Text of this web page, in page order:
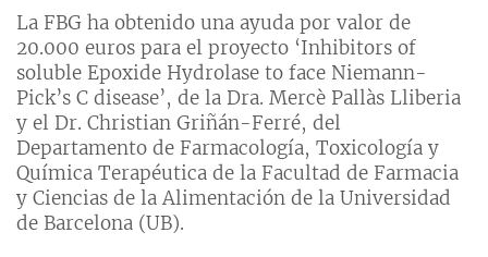
La FBG ha obtenido una ayuda por valor de
20.000 euros para el proyecto ‘Inhibitors of
soluble Epoxide Hydrolase to face Niemann-
Pick’s C disease’, de la Dra. Mercè Pallàs Lliberia
y el Dr. Christian Griñán-Ferré, del
Departamento de Farmacología, Toxicología y
Química Terapéutica de la Facultad de Farmacia
y Ciencias de la Alimentación de la Universidad
de Barcelona (UB).